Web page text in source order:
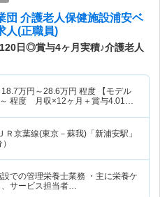
団 介護老人保健施設浦安ベ
人(正職員)
日◎賞与4ヶ月実積♪介護老人
18.7万円～28.6万円 程度 【モデル
程度 月収×12ヶ月＋賞与4.01ヶ
ＪＲ京葉線(東京－蘇我)「新浦安駅」
での管理栄養士業務 ・主に栄養ケ
、サービス担当者…